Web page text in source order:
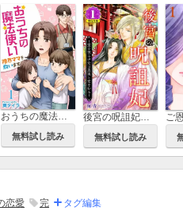
おうちの魔法使い 限界ママを救います
無料試し読み 無料試し読み
恋愛 完 タグ編集